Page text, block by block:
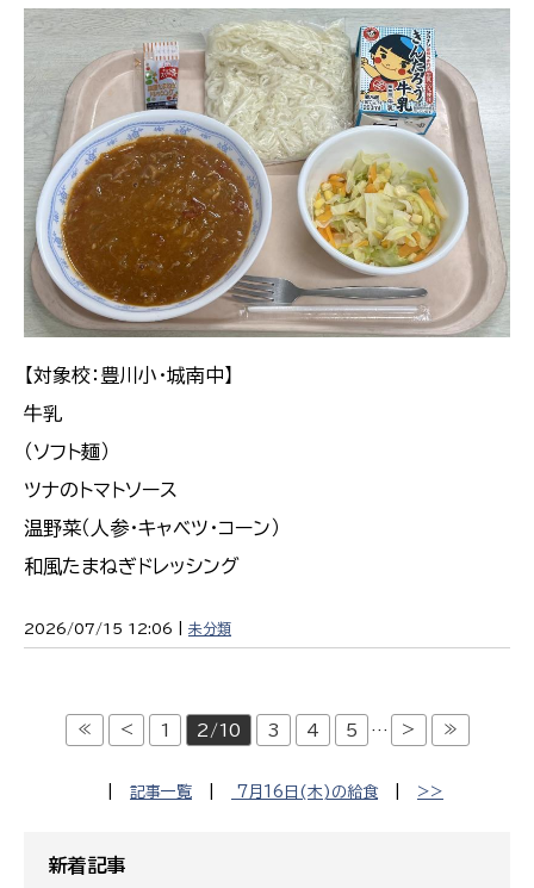
【対象校：豊川小・城南中】
牛乳
（ソフト麺）
ツナのトマトソース
温野菜（人参・キャベツ・コーン）
和風たまねぎドレッシング
2026/07/15 12:06 | 未分類
≪ < 1 2/10 3 4 5 … > ≫
記事一覧 7月16日(木)の給食 >>
新着記事